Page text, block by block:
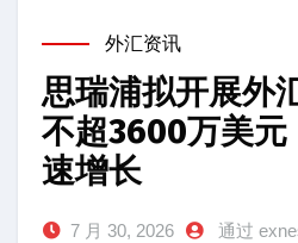
外汇资讯
思瑞浦拟开展外
不超3600万美元
速增长
7 月 30, 2026 通过